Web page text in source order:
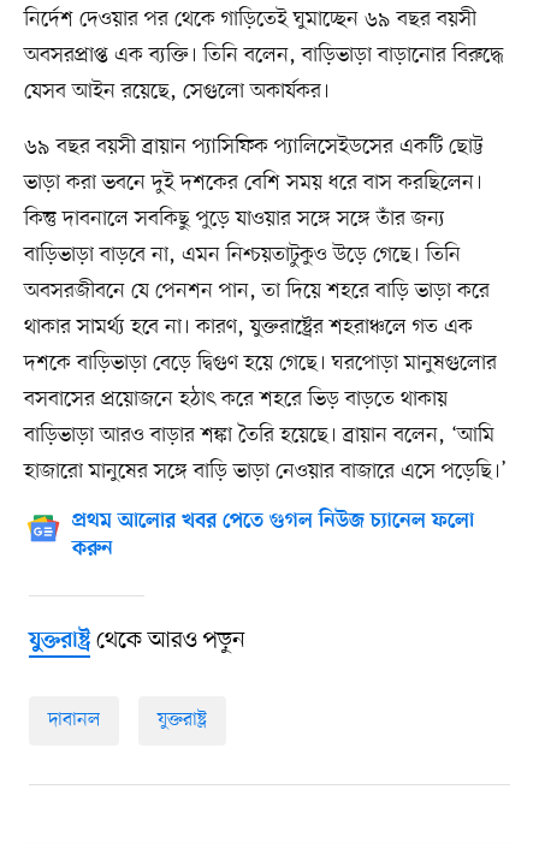
নির্দেশ দেওয়ার পর থেকে গাড়িতেই ঘুমাচ্ছেন ৬৯ বছর বয়সী
অবসরপ্রাপ্ত এক ব্যক্তি। তিনি বলেন, বাড়িভাড়া বাড়ানোর বিরুদ্ধে
যেসব আইন রয়েছে, সেগুলো অকার্যকর।
৬৯ বছর বয়সী ব্রায়ান প্যাসিফিক প্যালিসেইডসের একটি ছোট্ট
ভাড়া করা ভবনে দুই দশকের বেশি সময় ধরে বাস করছিলেন।
কিন্তু দাবনালে সবকিছু পুড়ে যাওয়ার সঙ্গে সঙ্গে তাঁর জন্য
বাড়িভাড়া বাড়বে না, এমন নিশ্চয়তাটুকুও উড়ে গেছে। তিনি
অবসরজীবনে যে পেনশন পান, তা দিয়ে শহরে বাড়ি ভাড়া করে
থাকার সামর্থ্য হবে না। কারণ, যুক্তরাষ্ট্রের শহরাঞ্চলে গত এক
দশকে বাড়িভাড়া বেড়ে দ্বিগুণ হয়ে গেছে। ঘরপোড়া মানুষগুলোর
বসবাসের প্রয়োজনে হঠাৎ করে শহরে ভিড় বাড়তে থাকায়
বাড়িভাড়া আরও বাড়ার শঙ্কা তৈরি হয়েছে। ব্রায়ান বলেন, ‘আমি
হাজারো মানুষের সঙ্গে বাড়ি ভাড়া নেওয়ার বাজারে এসে পড়েছি।’
প্রথম আলোর খবর পেতে গুগল নিউজ চ্যানেল ফলো
করুন
যুক্তরাষ্ট্রথেকে আরও পড়ুন
দাবানল যুক্তরাষ্ট্র